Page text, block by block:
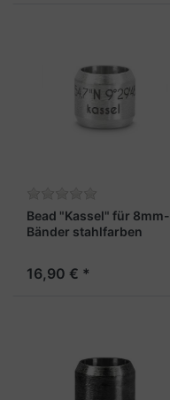
Bead "Kassel" für 8mm-
Bänder stahlfarben
16,90 € *